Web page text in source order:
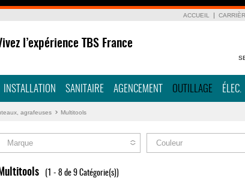
ACCUEIL
l’expérience TBS France
INSTALLATION SANITAIRE AGENCEMENT OUTILLAGE ÉLEC.
agrafeuses Multitools
Marque Couleur
(1 - 8 de 9 Catégorie(s))